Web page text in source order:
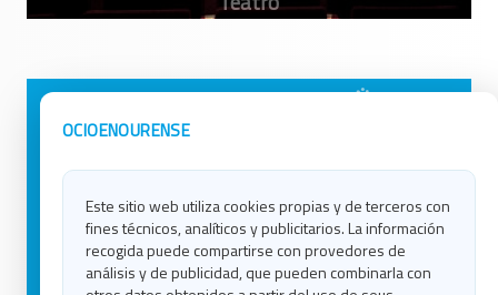
OCIOENOURENSE
Este sitio web utiliza cookies propias y de terceros con
fines técnicos, analíticos y publicitarios. La información
recogida puede compartirse con provedores de
análisis y de publicidad, que pueden combinarla con
Avisos Legales
Contacto
Política de Cookies
Ocio en Lugo
Ocio en Ourense
Ocio en Pontevedra
Ocio en Santiago